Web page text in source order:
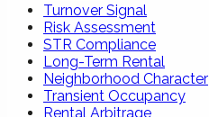
Turnover Signal
Risk Assessment
STR Compliance
Long-Term Rental
Neighborhood Character
Transient Occupancy
Rental Arbitrage